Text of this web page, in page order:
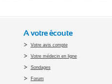
A votre écoute
Votre avis compte
Votre médecin en ligne
Sondages
Forum